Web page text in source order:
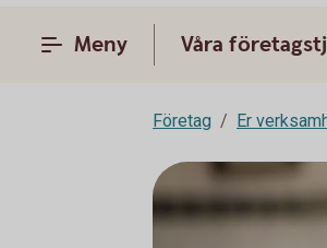
Meny Våra
Företag Er